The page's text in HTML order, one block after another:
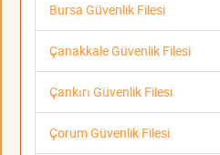
Bursa Güvenlik Filesi
Çanakkale Güvenlik Filesi
Çankırı Güvenlik Filesi
Çorum Güvenlik Filesi